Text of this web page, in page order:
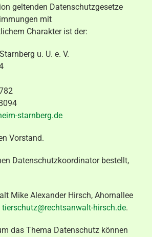
geltenden Datenschutzgesetze
mit
Charakter ist der:
u. U. e. V.
starnberg.de
Vorstand.
Datenschutzkoordinator bestellt,
Mike Alexander Hirsch, Ahornallee
tierschutz@rechtsanwalt-hirsch.de.
das Thema Datenschutz können